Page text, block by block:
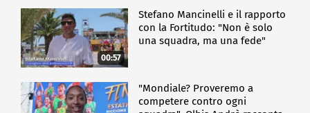
00:57
Stefano Mancinelli e il rapporto
con la Fortitudo: "Non è solo
una squadra, ma una fede"
"Mondiale? Proveremo a
competere contro ogni